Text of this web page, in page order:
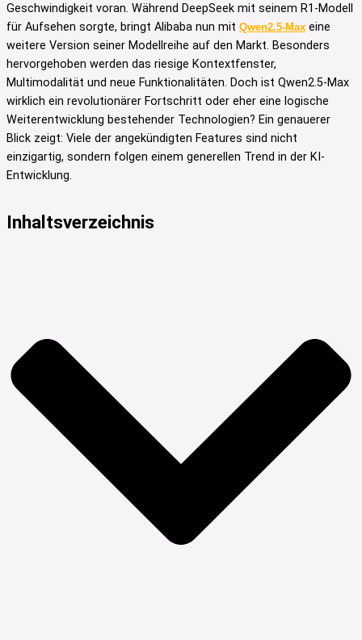
Geschwindigkeit voran. Während DeepSeek mit seinem R1-Modell
für Aufsehen sorgte, bringt Alibaba nun mit Qwen2.5-Max eine
weitere Version seiner Modellreihe auf den Markt. Besonders
hervorgehoben werden das riesige Kontextfenster,
Multimodalität und neue Funktionalitäten. Doch ist Qwen2.5-Max
wirklich ein revolutionärer Fortschritt oder eher eine logische
Weiterentwicklung bestehender Technologien? Ein genauerer
Blick zeigt: Viele der angekündigten Features sind nicht
einzigartig, sondern folgen einem generellen Trend in der KI-
Entwicklung.
Inhaltsverzeichnis